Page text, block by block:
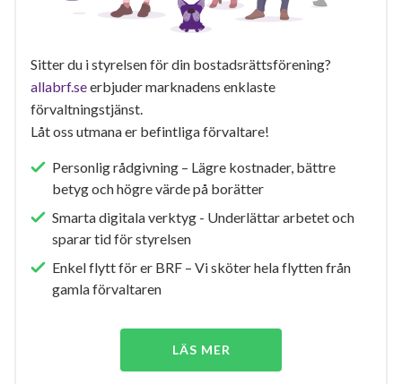
Sitter du i styrelsen för din bostadsrättsförening?
allabrf.seerbjuder marknadens enklaste
förvaltningstjänst.
Låt oss utmana er befintliga förvaltare!
Personlig rådgivning – Lägre kostnader, bättre
betyg och högre värde på borätter
Smarta digitala verktyg - Underlättar arbetet och
sparar tid för styrelsen
Enkel flytt för er BRF – Vi sköter hela flytten från
gamla förvaltaren
LÄS MER